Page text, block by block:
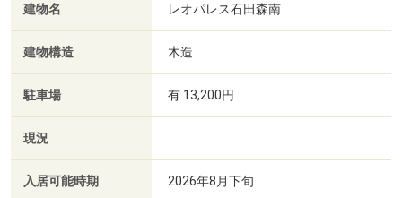
建物名 レオパレス石田森南
建物構造 木造
駐車場 有 13,200円
現況
入居可能時期 2026年8月下旬